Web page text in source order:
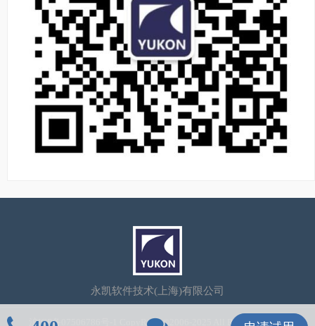
永凯软件技术(上海)有限公司
沪ICP备07506786号-1 CopyRight©2006-2025 All Rights Reserved